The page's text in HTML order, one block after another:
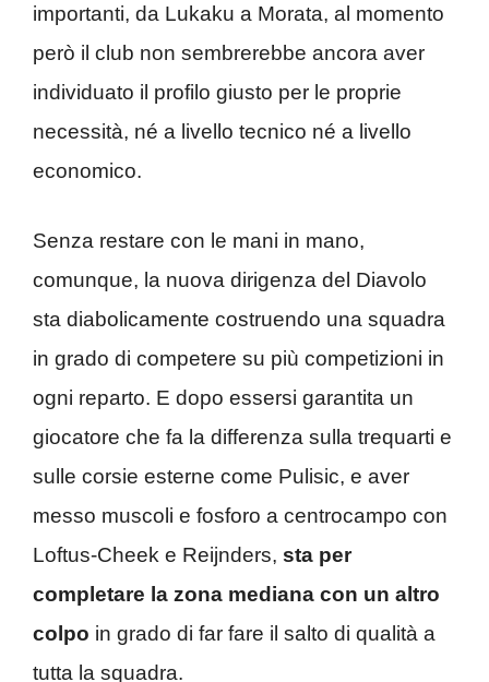
importanti, da Lukaku a Morata, al momento
però il club non sembrerebbe ancora aver
individuato il profilo giusto per le proprie
necessità, né a livello tecnico né a livello
economico.
Senza restare con le mani in mano,
comunque, la nuova dirigenza del Diavolo
sta diabolicamente costruendo una squadra
in grado di competere su più competizioni in
ogni reparto. E dopo essersi garantita un
giocatore che fa la differenza sulla trequarti e
sulle corsie esterne come Pulisic, e aver
messo muscoli e fosforo a centrocampo con
Loftus-Cheek e Reijnders, sta per
completare la zona mediana con un altro
colpo in grado di far fare il salto di qualità a
tutta la squadra.